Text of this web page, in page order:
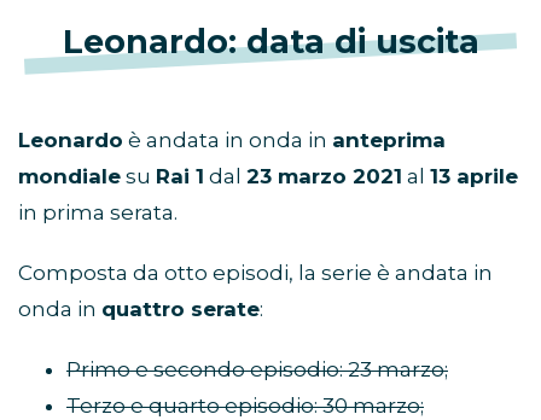
Leonardo: data di uscita
Leonardo è andata in onda in anteprima
mondiale su Rai 1 dal 23 marzo 2021 al 13 aprile
in prima serata.
Composta da otto episodi, la serie è andata in
onda in quattro serate:
Primo e secondo episodio: 23 marzo;
Terzo e quarto episodio: 30 marzo;